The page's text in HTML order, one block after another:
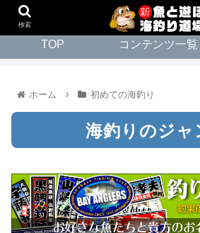
TOP コンテンツ一覧
ホーム 初めての海釣り
海釣りのジャ
検索